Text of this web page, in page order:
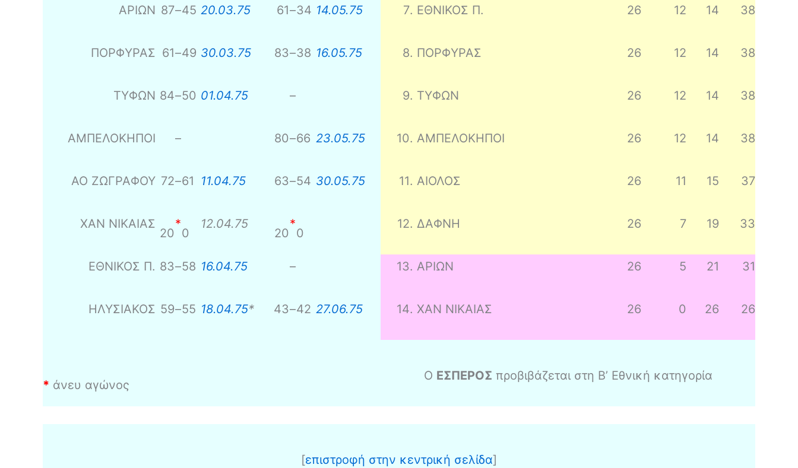
ΑΡΙΩΝ 87–45 20.03.75 61–34 14.05.75 7. ΕΘΝΙΚΟΣ Π. 26 12 14 38
ΠΟΡΦΥΡΑΣ 61–49 30.03.75 83–38 16.05.75 8. ΠΟΡΦΥΡΑΣ 26 12 14 38
ΤΥΦΩΝ 84–50 01.04.75 – 9. ΤΥΦΩΝ 26 12 14 38
ΑΜΠΕΛΟΚΗΠΟΙ – 80–66 23.05.75 10. ΑΜΠΕΛΟΚΗΠΟΙ 26 12 14 38
ΑΟ ΖΩΓΡΑΦΟΥ 72–61 11.04.75 63–54 30.05.75 11. ΑΙΟΛΟΣ 26 11 15 37
ΧΑΝ ΝΙΚΑΙΑΣ
20
*
0
12.04.75
20
*
0
12. ΔΑΦΝΗ 26 7 19 33
ΕΘΝΙΚΟΣ Π. 83–58 16.04.75 – 13. ΑΡΙΩΝ 26 5 21 31
ΗΛΥΣΙΑΚΟΣ 59–55 18.04.75* 43–42 27.06.75 14. ΧΑΝ ΝΙΚΑΙΑΣ 26 0 26 26
* άνευ αγώνος
Ο ΕΣΠΕΡΟΣ προβιβάζεται στη Β’ Εθνική κατηγορία
[επιστροφή στην κεντρική σελίδα]